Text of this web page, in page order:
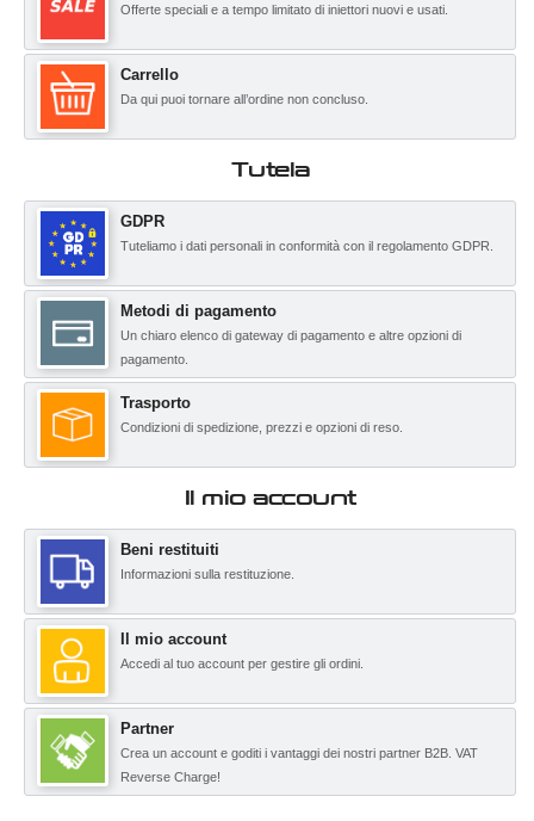
Offerte speciali e a tempo limitato di iniettori nuovi e usati.
Carrello
Da qui puoi tornare all’ordine non concluso.
Tutela
GDPR
Tuteliamo i dati personali in conformità con il regolamento GDPR.
Metodi di pagamento
Un chiaro elenco di gateway di pagamento e altre opzioni di
pagamento.
Trasporto
Condizioni di spedizione, prezzi e opzioni di reso.
Il mio account
Beni restituiti
Informazioni sulla restituzione.
Il mio account
Accedi al tuo account per gestire gli ordini.
Partner
Crea un account e goditi i vantaggi dei nostri partner B2B. VAT
Reverse Charge!